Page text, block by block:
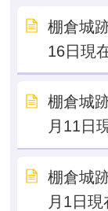
棚倉城
16日現
棚倉城
月11日
棚倉城
月1日現